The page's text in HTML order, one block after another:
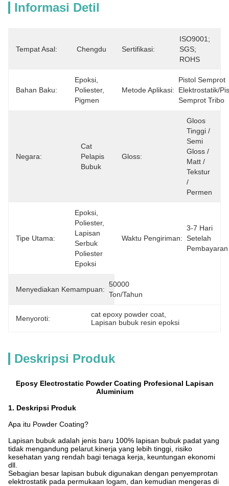
Informasi Detil
Tempat Asal: Chengdu Sertifikasi:
ISO9001;
SGS;
ROHS
Bahan Baku:
Epoksi,
Poliester,
Pigmen
Metode Aplikasi:
Pistol Semprot
Elektrostatik/
Semprot Tribo
Negara:
Cat
Pelapis
Bubuk
Gloss:
Gloos
Tinggi /
Semi
Gloss /
Matt /
Tekstur
/
Permen
Tipe Utama:
Epoksi,
Poliester,
Lapisan
Serbuk
Poliester
Epoksi
Waktu Pengiriman:
3-7 Hari
Setelah
Pembayaran
Menyediakan Kemampuan:
50000
Ton/tahun
Menyoroti: cat epoxy powder coat
Lapisan bubuk resin epoksi
Deskripsi Produk
Eposy Electrostatic Powder Coating Profesional Lapisan
Aluminium
1. Deskripsi Produk
Apa itu Powder Coating?
Lapisan bubuk adalah jenis baru 100% lapisan bubuk padat yang
tidak mengandung pelarut.kinerja yang lebih tinggi, risiko
kesehatan yang rendah bagi tenaga kerja, keuntungan ekonomi
dll.
Sebagian besar lapisan bubuk digunakan dengan penyemprotan
elektrostatik pada permukaan logam, dan kemudian mengeras di